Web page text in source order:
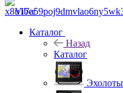
Viber
Каталог
Назад
Каталог